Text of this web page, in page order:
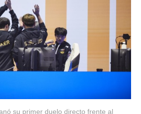
su primer duelo directo frente al